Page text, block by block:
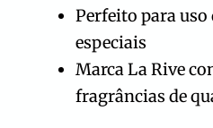
Perfeito para uso
especiais
Marca La Rive
fragrâncias de